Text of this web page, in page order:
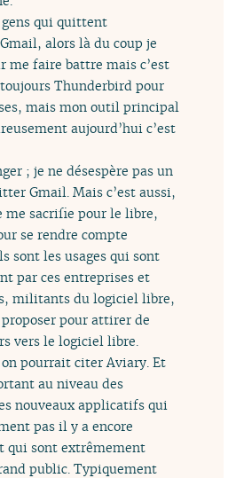
qui quittent
alors là du coup je
me faire battre mais c’est
Thunderbird pour
mais mon outil principal
aujourd’hui c’est
; je ne désespère pas un
Gmail. Mais c’est aussi,
me sacrifie pour le libre,
se rendre compte
sont les usages qui sont
par ces entreprises et
militants du logiciel libre,
pour attirer de
vers le logiciel libre.
pourrait citer Aviary. Et
au niveau des
nouveaux applicatifs qui
pas il y a encore
qui sont extrêmement
public. Typiquement